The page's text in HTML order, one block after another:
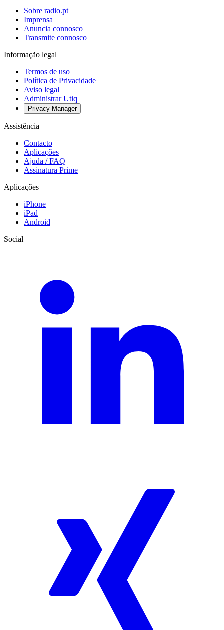
Sobre radio.pt
Imprensa
Anuncia connosco
Transmite connosco
Informação legal
Termos de uso
Política de Privacidade
Aviso legal
Administrar Utiq
Privacy-Manager
Assistência
Contacto
Aplicações
Ajuda / FAQ
Assinatura Prime
Aplicações
iPhone
iPad
Android
Social